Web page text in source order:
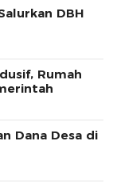
DBH
Rumah
Dana Desa di